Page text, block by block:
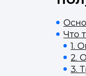
Что
1.
2.
3.